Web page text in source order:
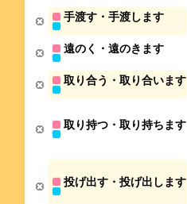
手渡す・手渡します
遠のく・遠のきます
取り合う・取り合います
取り持つ・取り持ちます
投げ出す・投げ出します